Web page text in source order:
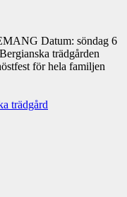
Datum: söndag 6
trädgården
för hela familjen
trädgård